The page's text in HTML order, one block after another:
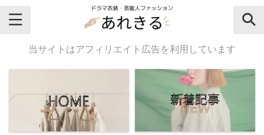
＼芸能人名・ドラマ名で検索♪／
気になるドラマ名や芸能人名でおし
ゃれなドラマ衣装・ファッションを
当サイトはアフィリエイト広告を利用しています